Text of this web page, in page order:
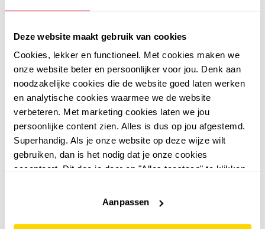
Deze website maakt gebruik van cookies
Cookies, lekker en functioneel. Met cookies maken we
onze website beter en persoonlijker voor jou. Denk aan
noodzakelijke cookies die de website goed laten werken
en analytische cookies waarmee we de website
verbeteren. Met marketing cookies laten we jou
persoonlijke content zien. Alles is dus op jou afgestemd.
Superhandig. Als je onze website op deze wijze wilt
gebruiken, dan is het nodig dat je onze cookies
accepteert. Dit doe je door op "Alles toestaan" te klikken.
website niet optimaal functioneert.
Aanpassen